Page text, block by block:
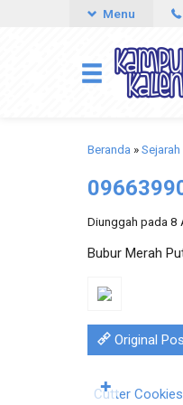
Menu
Beranda »
Diunggah pada
Bubur Merah
Original
Cutter
✚